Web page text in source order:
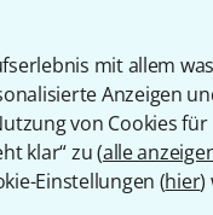
mit allem
Anzeigen
von Cookies
klar“ zu (alle
Einstellungen (hier)
(R-Variante)
Eingang und Ausgang